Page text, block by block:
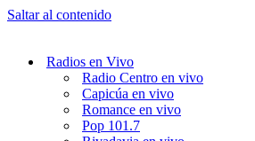
Saltar al contenido
Radios en Vivo
Radio Centro en vivo
Capicúa en vivo
Romance en vivo
Pop 101.7